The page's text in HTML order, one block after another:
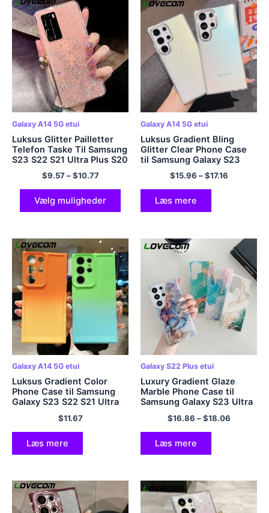
Galaxy A14 5G etui
Luksus Glitter Pailletter
Telefon Taske Til Samsung
S23 S22 S21 Ultra Plus S20
FE A54 A34 A14 A24 A53
A52 A23 A13 5G Blødt
klart cover
$9.57–$10.77
Vælg muligheder
Galaxy A14 5G etui
Luksus Gradient Bling
Glitter Clear Phone Case
til Samsung Galaxy S23
S22 Ultra Plus A54 A34
A14 A53 A52 5G Bumper
Soft Cover
$15.96 –$17.16
Læs mere
Galaxy A14 5G etui
Luksus Gradient Color
Phone Case til Samsung
Galaxy S23 S22 S21 Ultra
Plus S20 FE Note 20 A54
A34 A14 A53 A52 A23
A13 Blødt omslag
$11.67
Læs mere
Galaxy S22 Plus etui
Luxury Gradient Glaze
Marble Phone Case til
Samsung Galaxy S23 Ultra
Plus S22 Ultra Plus S23 5G
Farverigt stødsikkert blødt
cover
$16.86 –$18.06
Læs mere